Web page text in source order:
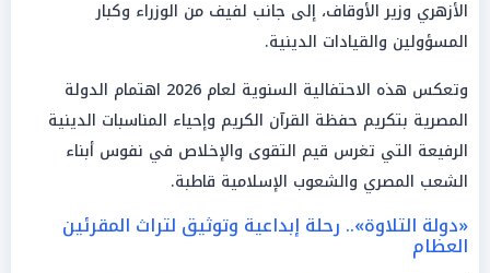
الأزهري وزير الأوقاف، إلى جانب لفيف من الوزراء وكبار
المسؤولين والقيادات الدينية.
وتعكس هذه الاحتفالية السنوية لعام 2026 اهتمام الدولة
المصرية بتكريم حفظة القرآن الكريم وإحياء المناسبات الدينية
الرفيعة التي تغرس قيم التقوى والإخلاص في نفوس أبناء
الشعب المصري والشعوب الإسلامية قاطبة.
«دولة التلاوة».. رحلة إبداعية وتوثيق لتراث المقرئين
العظام